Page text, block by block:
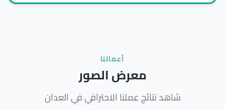
أعمالنا
معرض الصور
شاهد نتائج عملنا الاحترافي في العدان